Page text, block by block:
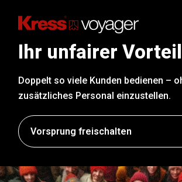
Ihr unfairer Vorteil
Doppelt so viele Kunden bedienen –
zusätzliches Personal einzustellen.
Vorsprung freischalten